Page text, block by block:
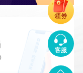
客服
领券